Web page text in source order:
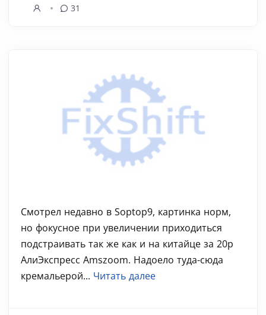
31
Смотрел недавно в Soptop9, картинка норм,
но фокусное при увеличении приходиться
подстраивать так же как и на китайце за 20р
АлиЭкспресс Amszoom. Надоело туда-сюда
кремальерой... Читать далее